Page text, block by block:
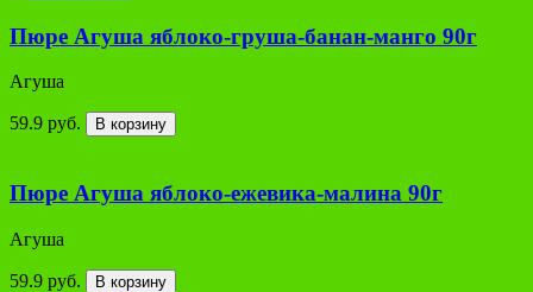
Пюре Агуша яблоко-груша-банан-манго 90г
Агуша
59.9 руб. В корзину
Пюре Агуша яблоко-ежевика-малина 90г
Агуша
59.9 руб. В корзину